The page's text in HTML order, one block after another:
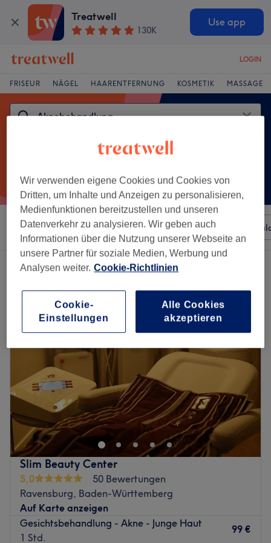
Treatwell
130K
Use app
LOGIN
FRISEUR NÄGEL HAARENTFERNUNG KOSMETIK MASSAGE
Sortieren nach Beliebiger Preis Besonderheiten
Ein Salon, der anbietet:
aknebehandlung in Ravensburg, Baden-Württemberg
Slim Beauty Center
5,0
50 Bewertungen
Ravensburg, Baden-Württemberg
Auf Karte anzeigen
Gesichtsbehandlung - Akne - Junge Haut
1 Std.
99 €
Wir verwenden eigene Cookies und Cookies von
Dritten, um Inhalte und Anzeigen zu personalisieren,
Medienfunktionen bereitzustellen und unseren
Datenverkehr zu analysieren. Wir geben auch
Informationen über die Nutzung unserer Webseite an
unsere Partner für soziale Medien, Werbung und
Analysen weiter. Cookie-Richtlinien
Cookie-
Einstellungen
Alle Cookies
akzeptieren